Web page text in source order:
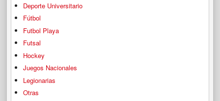
Deporte Universitario
Fútbol
Futbol Playa
Futsal
Hockey
Juegos Nacionales
Legionarias
Otras